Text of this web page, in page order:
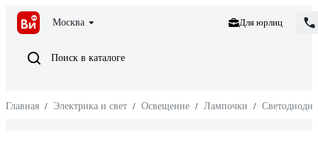
Москва Для юрлиц
Поиск в каталоге
Главная / Электрика и свет / Освещение / Лампочки /